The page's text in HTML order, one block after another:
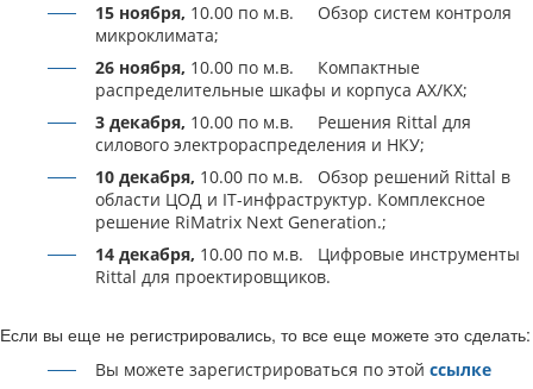
15 ноября, 10.00 по м.в. Обзор систем контроля
микроклимата;
26 ноября, 10.00 по м.в. Компактные
распределительные шкафы и корпуса AX/KX;
3 декабря, 10.00 по м.в. Решения Rittal для
силового электрораспределения и НКУ;
10 декабря, 10.00 по м.в. Обзор решений Rittal в
области ЦОД и IT-инфраструктур. Комплексное
решение RiMatrix Next Generation.;
14 декабря, 10.00 по м.в.
Цифровые инструменты
Rittal для проектировщиков.
Если вы еще не регистрировались, то все еще можете это сделать:
Вы можете зарегистрироваться по этой ссылке